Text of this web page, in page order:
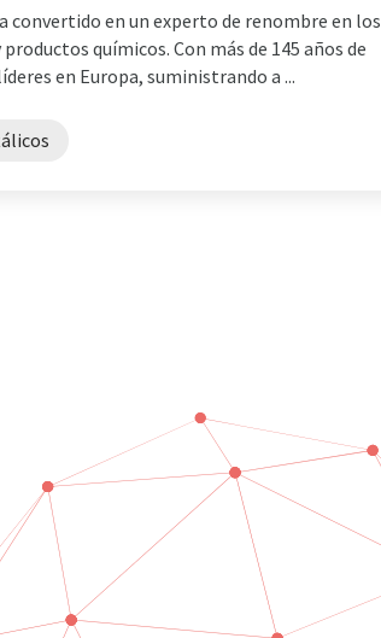
convertido en un experto de renombre en los
químicos. Con más de 145 años de
en Europa, suministrando a ...